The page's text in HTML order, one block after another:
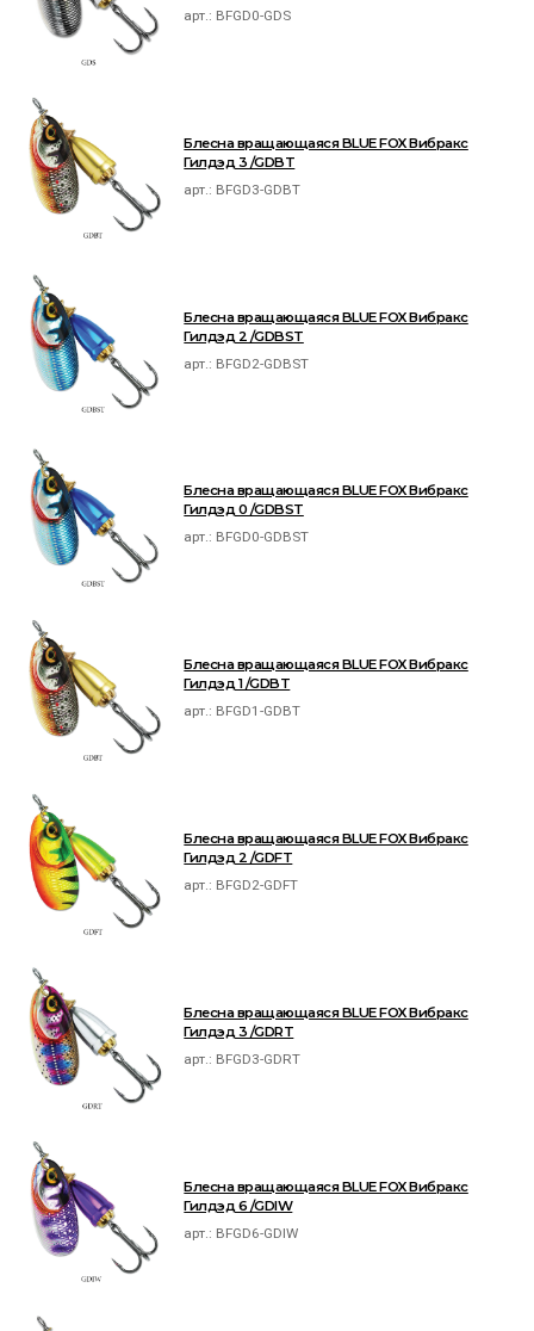
арт.: BFGD0-GDS
Блесна вращающаяся BLUE FOX Вибракс
Гилдэд 3 /GDBT
арт.: BFGD3-GDBT
Блесна вращающаяся BLUE FOX Вибракс
Гилдэд 2 /GDBST
арт.: BFGD2-GDBST
Блесна вращающаяся BLUE FOX Вибракс
Гилдэд 0 /GDBST
арт.: BFGD0-GDBST
Блесна вращающаяся BLUE FOX Вибракс
Гилдэд 1 /GDBT
арт.: BFGD1-GDBT
Блесна вращающаяся BLUE FOX Вибракс
Гилдэд 2 /GDFT
арт.: BFGD2-GDFT
Блесна вращающаяся BLUE FOX Вибракс
Гилдэд 3 /GDRT
арт.: BFGD3-GDRT
Блесна вращающаяся BLUE FOX Вибракс
Гилдэд 6 /GDIW
арт.: BFGD6-GDIW